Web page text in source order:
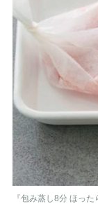
『包み蒸し8分 ほっ